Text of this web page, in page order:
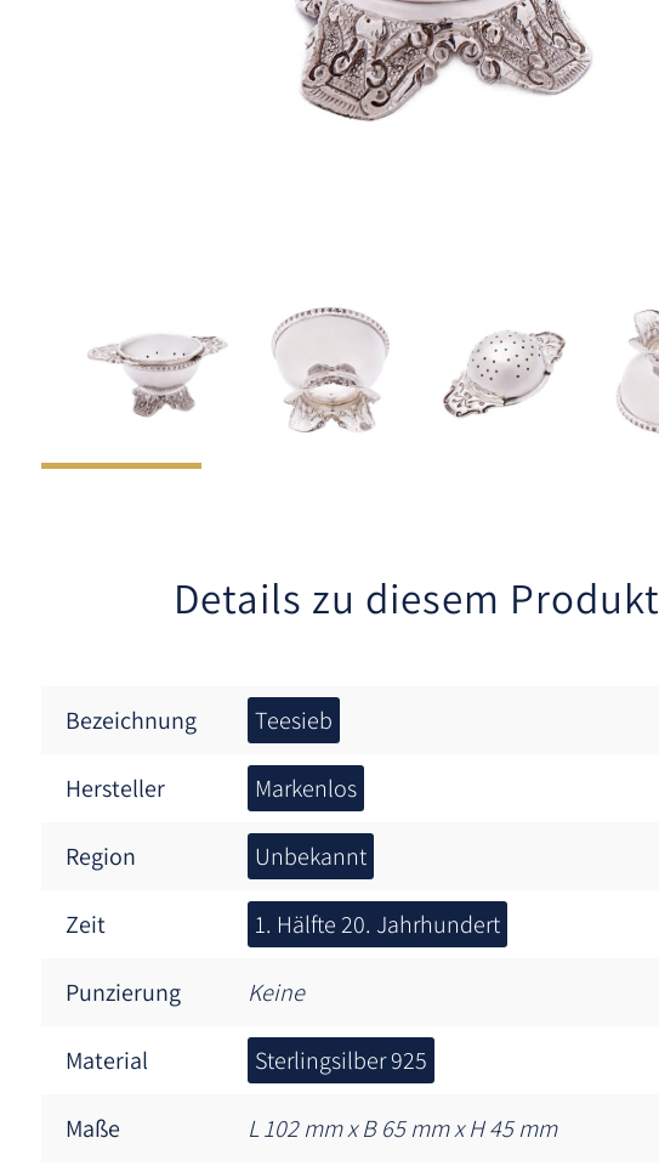
Details zu diesem Produkt
Bezeichnung Teesieb
Hersteller Markenlos
Region Unbekannt
Zeit 1. Hälfte 20. Jahrhundert
Punzierung Keine
Material Sterlingsilber 925
Maße L 102 mm x B 65 mm x H 45 mm